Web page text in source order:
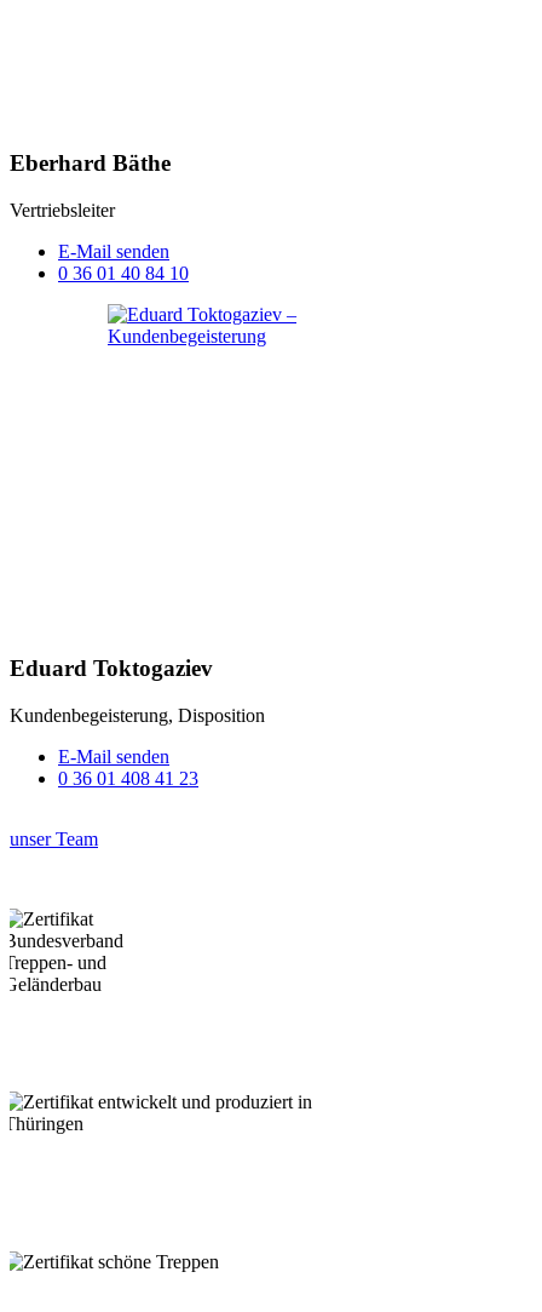
Eberhard Bäthe
Vertriebsleiter
E-Mail senden
0 36 01 40 84 10
Eduard Toktogaziev
Kundenbegeisterung, Disposition
E-Mail senden
0 36 01 408 41 23
unser Team